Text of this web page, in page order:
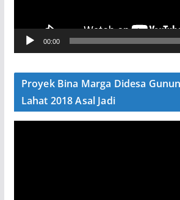
V
e
00:00
Proyek Bina Marga Didesa
Lahat 2018 Asal Jadi